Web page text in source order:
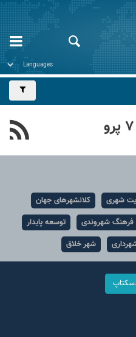
شهری
کلانشهرهای جهان
فرهنگ شهروندی
توسعه پایدار
شهر خلاق